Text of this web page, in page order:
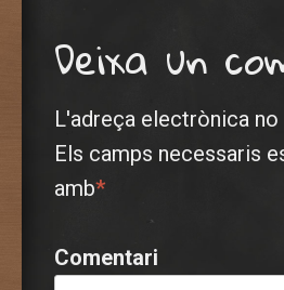
Deixa un
L'adreça electrònica
Els camps necessaris
amb*
Comentari